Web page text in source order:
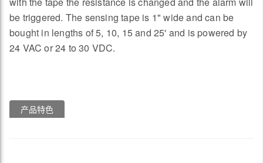
be triggered. The sensing tape is 1" wide and can be
bought in lengths of 5, 10, 15 and 25' and is powered by
24 VAC or 24 to 30 VDC.
产品特色